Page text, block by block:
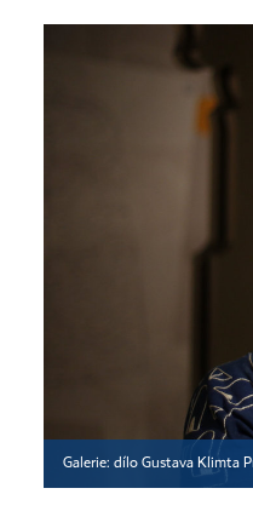
Galerie: dílo Gustava Klimta